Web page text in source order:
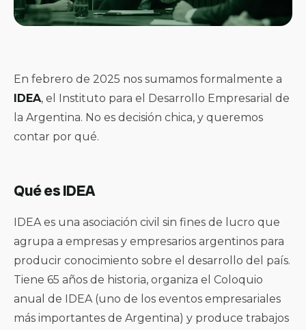
En febrero de 2025 nos sumamos formalmente a
IDEA, el Instituto para el Desarrollo Empresarial de
la Argentina. No es decisión chica, y queremos
contar por qué.
Qué es IDEA
IDEA es una asociación civil sin fines de lucro que
agrupa a empresas y empresarios argentinos para
producir conocimiento sobre el desarrollo del país.
Tiene 65 años de historia, organiza el Coloquio
anual de IDEA (uno de los eventos empresariales
más importantes de Argentina) y produce trabajos